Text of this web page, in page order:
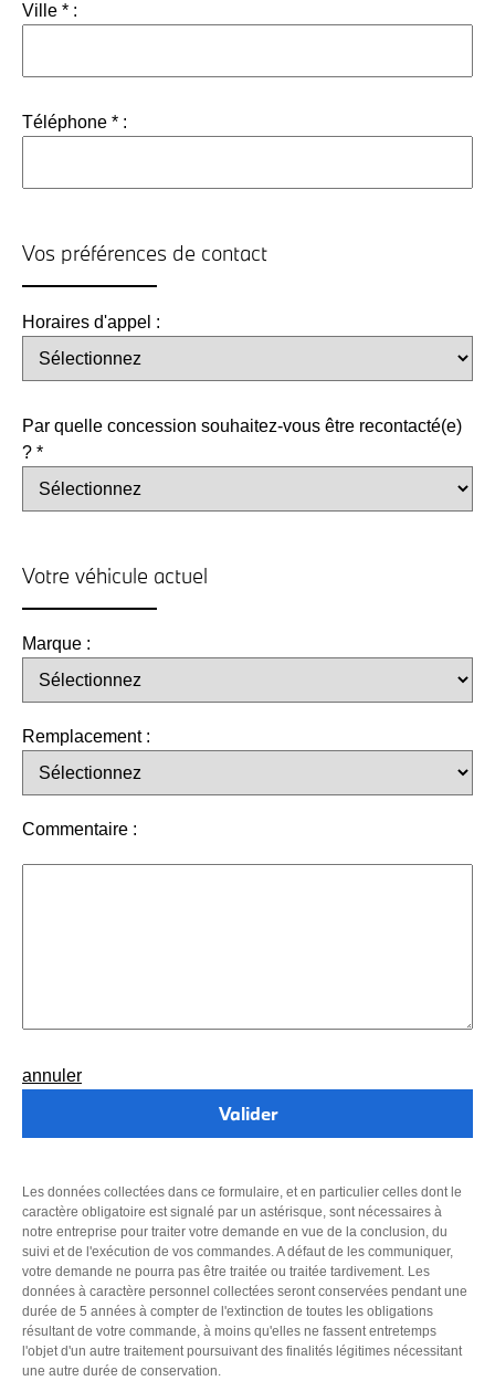
Ville * :
Téléphone * :
Vos préférences de contact
Horaires d'appel :
Par quelle concession souhaitez-vous être recontacté(e)
? *
Votre véhicule actuel
Marque :
Remplacement :
Commentaire :
annuler
Les données collectées dans ce formulaire, et en particulier celles dont le
caractère obligatoire est signalé par un astérisque, sont nécessaires à
notre entreprise pour traiter votre demande en vue de la conclusion, du
suivi et de l'exécution de vos commandes. A défaut de les communiquer,
votre demande ne pourra pas être traitée ou traitée tardivement. Les
données à caractère personnel collectées seront conservées pendant une
durée de 5 années à compter de l'extinction de toutes les obligations
résultant de votre commande, à moins qu'elles ne fassent entretemps
l'objet d'un autre traitement poursuivant des finalités légitimes nécessitant
une autre durée de conservation.